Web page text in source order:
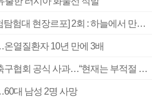
[2026 부산청소년극지체험탐험대 현장르포] 2회 : 하늘에서 만난 얼음의 나라
열질환자 10년 만에 3배
[속보] ‘심판 성접대’ 논란 축구협회 공식 사과…“현재는 부적절 행위 없어”
대 남성 2명 사망